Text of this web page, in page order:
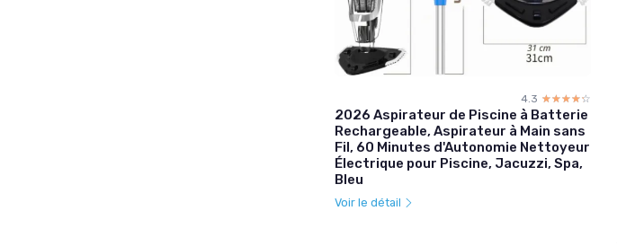
4.3 ☆☆☆☆☆
★★★★★
2026 Aspirateur de Piscine à Batterie
Rechargeable, Aspirateur à Main sans
Fil, 60 Minutes d'Autonomie Nettoyeur
Électrique pour Piscine, Jacuzzi, Spa,
Bleu
Voir le détail